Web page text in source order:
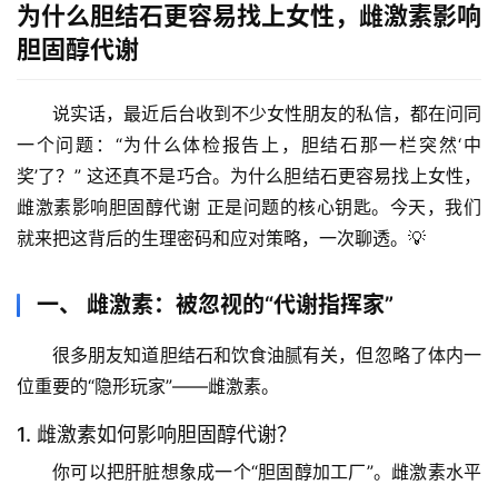
为什么胆结石更容易找上女性，雌激素影响
胆固醇代谢
说实话，最近后台收到不少女性朋友的私信，都在问同
一个问题：“为什么体检报告上，胆结石那一栏突然‘中
奖’了？” 这还真不是巧合。 为什么胆结石更容易找上女性，
雌激素影响胆固醇代谢 正是问题的核心钥匙。今天，我们
就来把这背后的生理密码和应对策略，一次聊透。💡
一、 雌激素：被忽视的“代谢指挥家”
很多朋友知道胆结石和饮食油腻有关，但忽略了体内一
位重要的“隐形玩家”——雌激素。
1. 雌激素如何影响胆固醇代谢？
你可以把肝脏想象成一个“胆固醇加工厂”。雌激素水平